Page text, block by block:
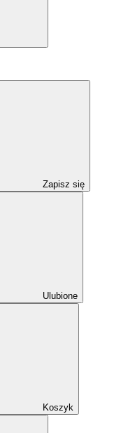
Zapisz się
Ulubione
Koszyk